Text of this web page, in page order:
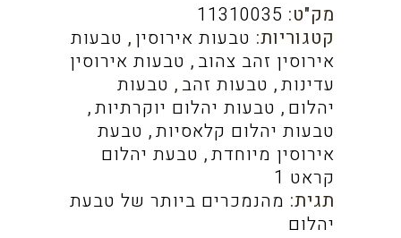
מק"ט: 11310035
קטגוריות: טבעות אירוסין , טבעות
אירוסין זהב צהוב , טבעות אירוסין
עדינות, טבעות זהב , טבעות
יהלום , טבעות יהלום יוקרתיות,
טבעות יהלום קלאסיות, טבעת
אירוסין מיוחדת, טבעת יהלום
קראט 1
תגית: מהנמכרים ביותר של טבעת
יהלום